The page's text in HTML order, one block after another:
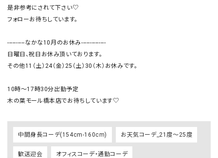
是非参考にされて下さい♡
フォローお待ちしています。
----------なかな10月のお休み--------------
日曜日、祝日お休み頂いております。
その他11（土）24（金）25（土）30（木）お休みです。
10時〜17時30分出勤予定
木の葉モール橋本店でお待ちしています♡
中間身長コーデ(154cm-160cm) お天気コーデ_21度～25度
歓送迎会 オフィスコーデ・通勤コーデ